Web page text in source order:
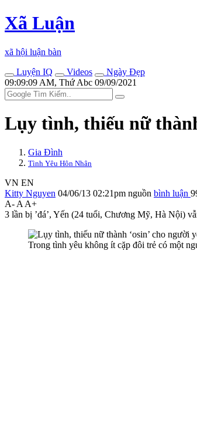
Xã Luận
xã hội luận bàn
Luyện IQ
Videos
Ngày Đẹp
09:09:09 AM, Thứ Abc 09/09/2021
Lụy tình, thiếu nữ
Gia Đình
Tình Yêu Hôn Nhân
VN EN
Kitty Nguyen 04/06/13 02:21pm nguồn bình luận
A- A A+
3 lần bị ’đá’, Yến (24 tuổi, Chương Mỹ, Hà Nội)
Trong tình yêu không ít cặp đôi trẻ có một